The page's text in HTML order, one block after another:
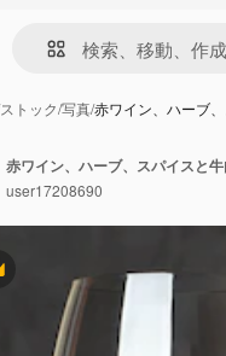
ストック/写真/赤ワイン、ハーブ
赤ワイン、ハーブ、スパイスと
user17208690